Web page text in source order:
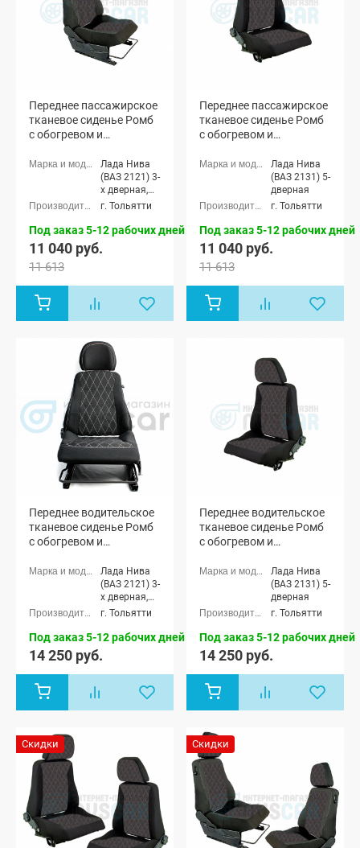
дверная,
Лада Нива
4x4 (Урбан)
5-дверная,
Лада Нива
седан (ВАЗ
2170), Лада
Приора
(ВАЗ 2171),
Лада
Приора
хэтчбек (ВАЗ
2172), Лада
Приора купэ
(ВАЗ 21728),
Шевроле
5-дверная,
Лада Нива
4x4 Пикап
Переднее пассажирское
тканевое сиденье Ромб
с обогревом и
4х4 3-двернаяЛада Нива
(ВАЗ 2121) 3-
х дверная,
Лада Нива
21213-214)
г. Тольятти
Под заказ 5-12 рабочих дней
11 040 руб.
11 613
Переднее пассажирское
тканевое сиденье Ромб
с обогревом и
4х4 5-двернаяЛада Нива
(ВАЗ 2131) 5-
дверная
г. Тольятти
Под заказ 5-12 рабочих дней
11 040 руб.
11 613
Переднее водительское
тканевое сиденье Ромб
с обогревом и
4х4 3-двернаяЛада Нива
(ВАЗ 2121) 3-
х дверная,
Лада Нива
21213-214)
г. Тольятти
Под заказ 5-12 рабочих дней
14 250 руб.
Переднее водительское
тканевое сиденье Ромб
с обогревом и
4х4 5-двернаяЛада Нива
(ВАЗ 2131) 5-
дверная
г. Тольятти
Под заказ 5-12 рабочих дней
14 250 руб.
Скидки Скидки